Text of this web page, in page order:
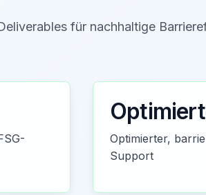
für nachhaltige
Optimierter,
Support